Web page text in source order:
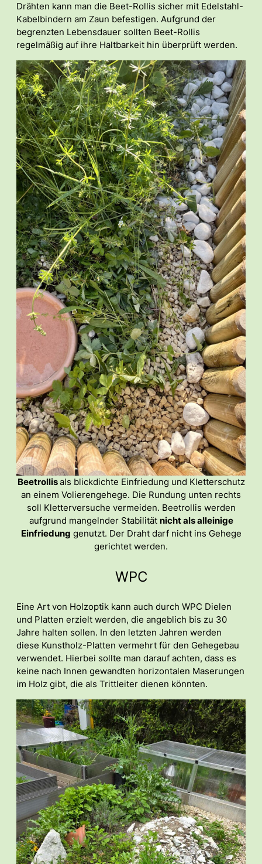
Drähten kann man die Beet-Rollis sicher mit Edelstahl-
Kabelbindern am Zaun befestigen. Aufgrund der
begrenzten Lebensdauer sollten Beet-Rollis
regelmäßig auf ihre Haltbarkeit hin überprüft werden.
Beetrollisals blickdichte Einfriedung und Kletterschutz
an einem Volierengehege. Die Rundung unten rechts
soll Kletterversuche vermeiden. Beetrollis werden
aufgrund mangelnder Stabilität nicht als alleinige
Einfriedung genutzt. Der Draht darf nicht ins Gehege
gerichtet werden.
WPC
Eine Art von Holzoptik kann auch durch WPC Dielen
und Platten erzielt werden, die angeblich bis zu 30
Jahre halten sollen. In den letzten Jahren werden
diese Kunstholz-Platten vermehrt für den Gehegebau
verwendet. Hierbei sollte man darauf achten, dass es
keine nach Innen gewandten horizontalen Maserungen
im Holz gibt, die als Trittleiter dienen könnten.